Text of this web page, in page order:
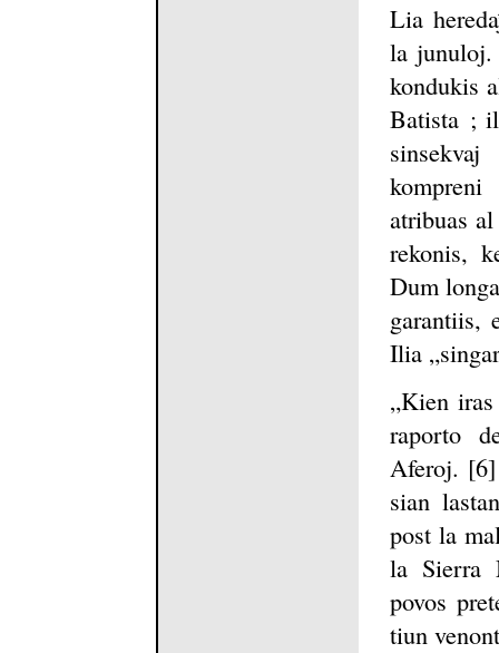
Lia
la
kondukis
Batista ;
atribuas
rekonis,
Dum
garantiis,
Ilia
„Kien
raporto
Aferoj.
sian
post la
la Sierra
povos
tiun